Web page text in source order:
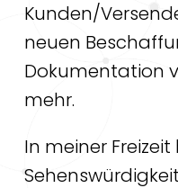
Kunden/
neuen
Dokumentation
mehr.
In meiner